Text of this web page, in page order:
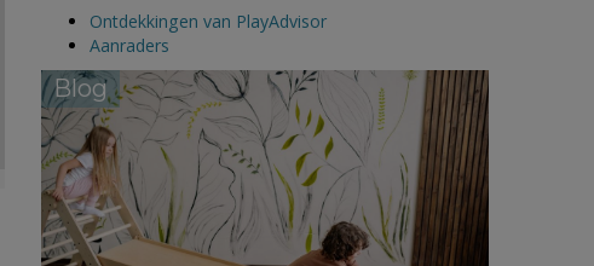
Ontdekkingen van PlayAdvisor
Aanraders
Blog